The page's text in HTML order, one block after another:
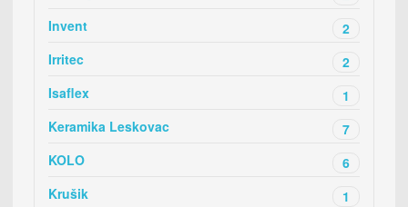
Invent
2
Irritec
2
Isaflex
1
Keramika Leskovac
7
KOLO
6
Krušik
1